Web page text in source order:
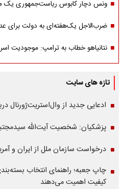
ونس دچار کابوس ریاست‌جمهوری یک
ضرب‌الاجل یک‌هفته‌ای به دولت برای
نتانیاهو خطاب به ترامپ: موجودیت
تازه های سایت
ادعایی جدید از وال‌استریت‌ژورنال
پزشکیان: شخصیت آیت‌الله
درخواست سازمان ملل از ایران و
چاپ جعبه؛ راهنمای انتخاب
کیفیت اهمیت می‌دهند